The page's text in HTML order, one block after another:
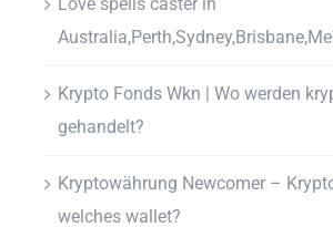
Krypto Fonds Wkn | Wo werden
gehandelt?
Kryptowährung Newcomer –
welches wallet?